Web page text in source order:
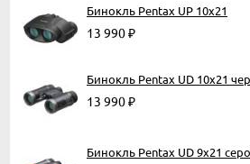
Бинокль Pentax UP 10x21
13 990₽
Бинокль Pentax UD 10x21
13 990₽
Бинокль Pentax UD 9x21